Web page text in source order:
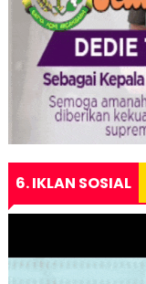
6. IKLAN SOSIAL